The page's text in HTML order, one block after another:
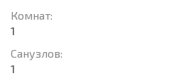
Комнат:
1
Санузлов:
1